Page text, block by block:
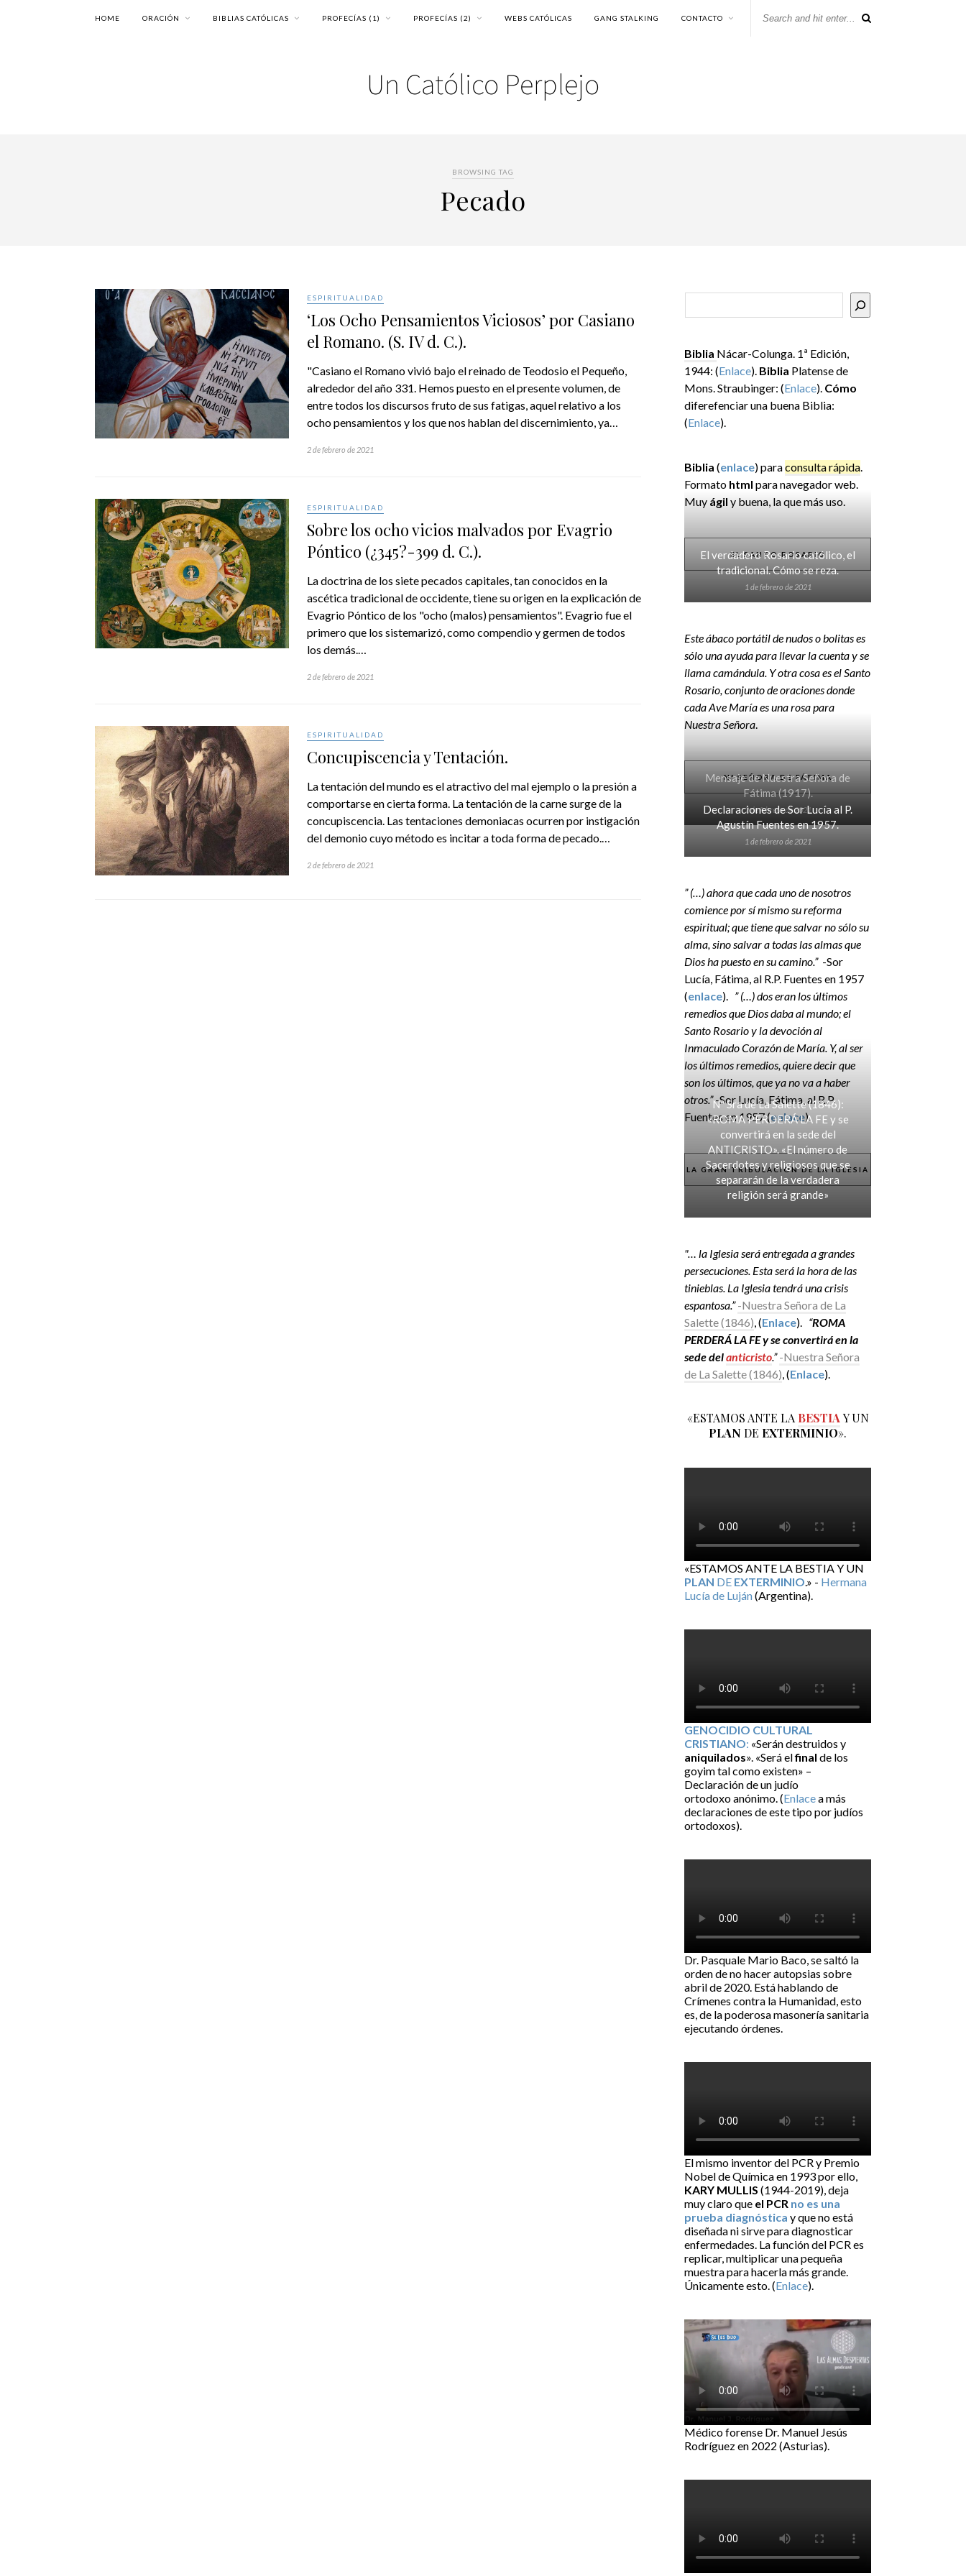
HOME ORACIÓN BIBLIAS CATÓLICAS PROFECÍAS (1) PROFECÍAS (2) WEBS CATÓLICAS GANG STALKING CONTACTO
BROWSING TAG
Pecado
ESPIRITUALIDAD
‘Los Ocho Pensamientos Viciosos’ por Casiano
el Romano. (S. IV d. C.).
"Casiano el Romano vivió bajo el reinado de Teodosio el Pequeño,
alrededor del año 331. Hemos puesto en el presente volumen, de
entre todos los discursos fruto de sus fatigas, aquel relativo a los
ocho pensamientos y los que nos hablan del discernimiento, ya…
2 de febrero de 2021
ESPIRITUALIDAD
Sobre los ocho vicios malvados por Evagrio
Póntico (¿345?-399 d. C.).
La doctrina de los siete pecados capitales, tan conocidos en la
ascética tradicional de occidente, tiene su origen en la explicación de
Evagrio Póntico de los "ocho (malos) pensamientos". Evagrio fue el
primero que los sistemarizó, como compendio y germen de todos
los demás.…
2 de febrero de 2021
ESPIRITUALIDAD
Concupiscencia y Tentación.
La tentación del mundo es el atractivo del mal ejemplo o la presión a
comportarse en cierta forma. La tentación de la carne surge de la
concupiscencia. Las tentaciones demoniacas ocurren por instigación
del demonio cuyo método es incitar a toda forma de pecado.…
2 de febrero de 2021
Biblia Nácar-Colunga. 1ª Edición,
1944: (Enlace). Biblia Platense de
Mons. Straubinger: (Enlace). Cómo
diferefenciar una buena Biblia:
(Enlace).
Biblia (enlace) paraconsulta rápida.
Formato html para navegador web.
Muy ágily buena, la que más uso.
EL SANTO ROSARIO
El verdadero Rosario católico, el
tradicional. Cómo se reza.
1 de febrero de 2021
Este ábaco portátil de nudos o bolitas es
sólo una ayuda para llevar la cuenta y se
llama camándula. Y otra cosa es el Santo
Rosario, conjunto de oraciones donde
cada Ave María es una rosa para
Nuestra Señora.
Nª SEÑORA DE FÁTIMA
Mensaje de Nuestra Señora de
Fátima (1917).
2 de febrero de 2021
Declaraciones de Sor Lucía al P.
Agustín Fuentes en 1957.
1 de febrero de 2021
” (…) ahora que cada uno de nosotros
comience por sí mismo su reforma
espiritual; que tiene que salvar no sólo su
alma, sino salvar a todas las almas que
Dios ha puesto en su camino.” -Sor
Lucía, Fátima, al R.P. Fuentes en 1957
(enlace). ” (…) dos eran los últimos
remedios que Dios daba al mundo; el
Santo Rosario y la devoción al
Inmaculado Corazón de María. Y, al ser
los últimos remedios, quiere decir que
son los últimos, que ya no va a haber
otros.”-Sor Lucía, Fátima, al R.P.
Fuentes en 1957 (enlace).
LA GRAN TRIBULACIÓN DE LA IGLESIA
Nª Sra de La Salette (1846):
«ROMA PERDERÁ LA FE y se
convertirá en la sede del
ANTICRISTO». «El número de
Sacerdotes y religiosos que se
separarán de la verdadera
religión será grande»
"… la Iglesia será entregada a grandes
persecuciones. Esta será la hora de las
tinieblas. La Iglesia tendrá una crisis
espantosa.” -Nuestra Señora de La
Salette (1846), (Enlace). “ROMA
PERDERÁ LA FE y se convertirá en la
sede delanticristo.” -Nuestra Señora
de La Salette (1846), (Enlace).
«ESTAMOS ANTE LA BESTIA Y UN
PLAN DE EXTERMINIO».
«ESTAMOS ANTE LA BESTIA Y UN
PLAN DE EXTERMINIO.» - Hermana
Lucía de Luján(Argentina).
GENOCIDIO CULTURAL
CRISTIANO: «Serán destruidos y
aniquilados». «Será elfinal de los
goyim tal como existen» –
Declaración de un judío
ortodoxo anónimo. (Enlacea más
declaraciones de este tipo por judíos
ortodoxos).
Dr. Pasquale Mario Baco, se saltó la
orden de no hacer autopsias sobre
abril de 2020. Está hablando de
Crímenes contra la Humanidad, esto
es, de la poderosa masonería sanitaria
ejecutando órdenes.
El mismo inventor del PCR y Premio
Nobel de Química en 1993 por ello,
KARY MULLIS (1944-2019), deja
muy claro que el PCR no es una
prueba diagnóstica y que no está
diseñada ni sirve para diagnosticar
enfermedades. La función del PCR es
replicar, multiplicar una pequeña
muestra para hacerla más grande.
Únicamente esto. (Enlace).
Médico forense Dr. Manuel Jesús
Rodríguez en 2022 (Asturias).